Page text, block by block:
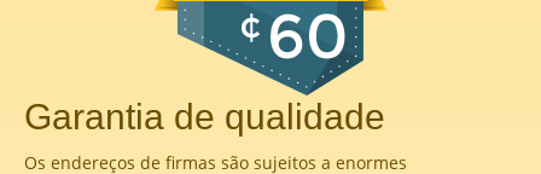
Garantia de qualidade
Os endereços de firmas são sujeitos a enormes